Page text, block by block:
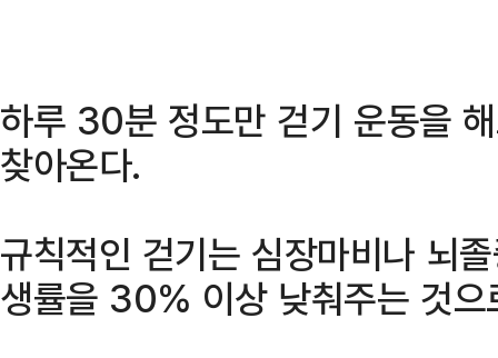
하루 30분 정도만 걷기 운동을
찾아온다.
규칙적인 걷기는 심장마비나 뇌
생률을 30% 이상 낮춰주는 것으